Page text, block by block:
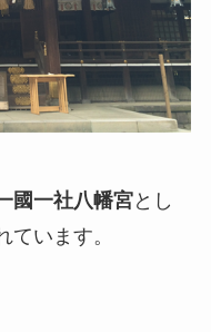
國一社八幡宮とし
ています。